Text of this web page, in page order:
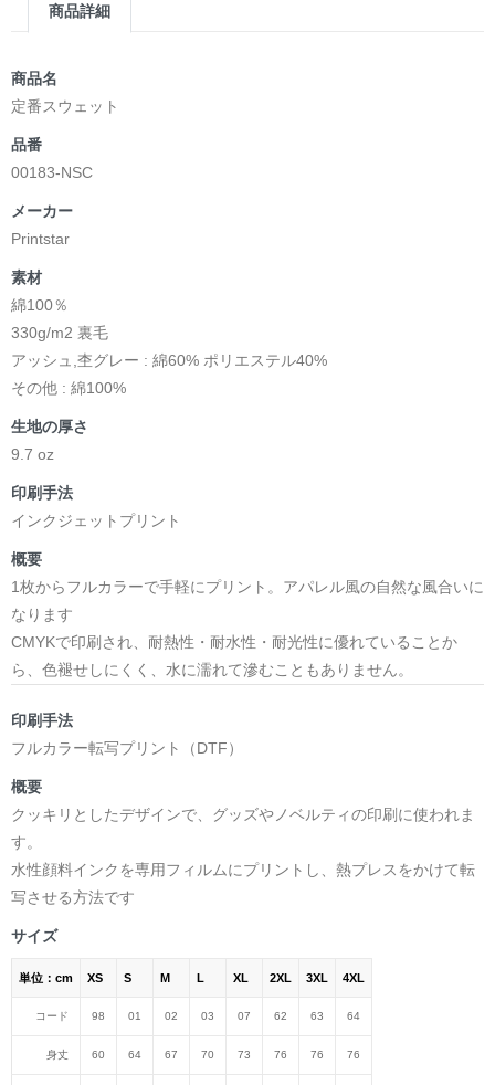
商品詳細
商品名
定番スウェット
品番
00183-NSC
メーカー
Printstar
素材
綿100％
330g/m2 裏毛
アッシュ,杢グレー : 綿60% ポリエステル40%
その他 : 綿100%
生地の厚さ
9.7 oz
印刷手法
インクジェットプリント
概要
1枚からフルカラーで手軽にプリント。アパレル風の自然な風合いに
なります
CMYKで印刷され、耐熱性・耐水性・耐光性に優れていることか
ら、色褪せしにくく、水に濡れて滲むこともありません。
印刷手法
フルカラー転写プリント（DTF）
概要
クッキリとしたデザインで、グッズやノベルティの印刷に使われま
す。
水性顔料インクを専用フィルムにプリントし、熱プレスをかけて転
写させる方法です
サイズ
単位：cm XS S M L XL 2XL 3XL 4XL
コード 98 01 02 03 07 62 63 64
身丈 60 64 67 70 73 76 76 76